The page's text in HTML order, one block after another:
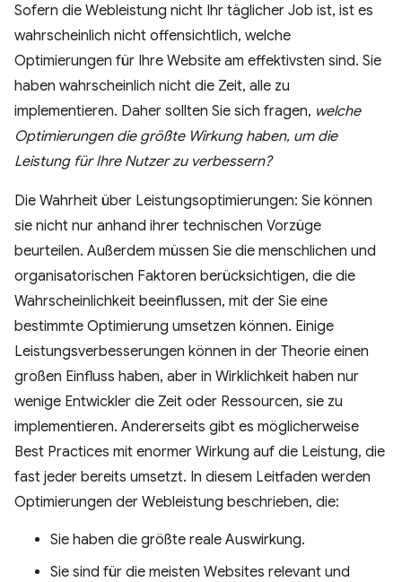
Sofern die Webleistung nicht Ihr täglicher Job ist, ist es
wahrscheinlich nicht offensichtlich, welche
Optimierungen für Ihre Website am effektivsten sind. Sie
haben wahrscheinlich nicht die Zeit, alle zu
implementieren. Daher sollten Sie sich fragen, welche
Optimierungen die größte Wirkung haben, um die
Leistung für Ihre Nutzer zu verbessern?
Die Wahrheit über Leistungsoptimierungen: Sie können
sie nicht nur anhand ihrer technischen Vorzüge
beurteilen. Außerdem müssen Sie die menschlichen und
organisatorischen Faktoren berücksichtigen, die die
Wahrscheinlichkeit beeinflussen, mit der Sie eine
bestimmte Optimierung umsetzen können. Einige
Leistungsverbesserungen können in der Theorie einen
großen Einfluss haben, aber in Wirklichkeit haben nur
wenige Entwickler die Zeit oder Ressourcen, sie zu
implementieren. Andererseits gibt es möglicherweise
Best Practices mit enormer Wirkung auf die Leistung, die
fast jeder bereits umsetzt. In diesem Leitfaden werden
Optimierungen der Webleistung beschrieben, die:
Sie haben die größte reale Auswirkung.
Sie sind für die meisten Websites relevant und